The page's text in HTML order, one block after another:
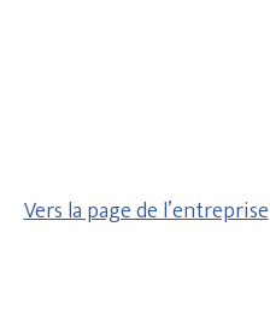
Vers la page de l’entreprise